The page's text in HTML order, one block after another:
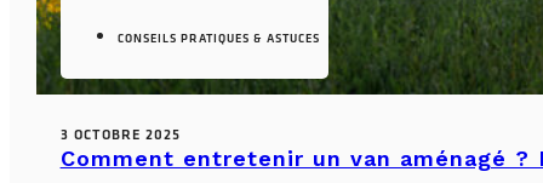
CONSEILS PRATIQUES & ASTUCES
3 OCTOBRE 2025
Comment entretenir un van aménagé